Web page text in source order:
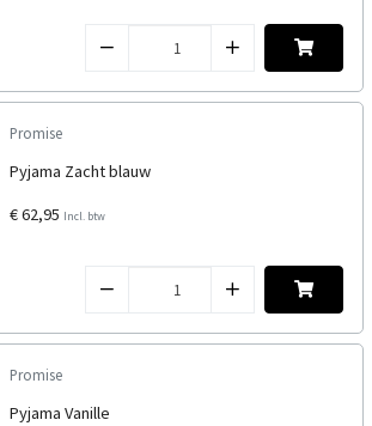
Promise
Pyjama Zacht blauw
€ 62,95 Incl. btw
Promise
Pyjama Vanille